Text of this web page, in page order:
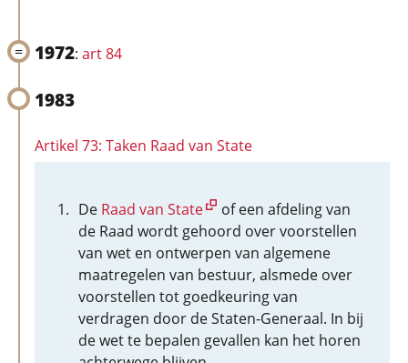
1972: art 84
1983
Artikel 73: Taken Raad van State
De Raad van State
of een afdeling van
de Raad wordt gehoord over voorstellen
van wet en ontwerpen van algemene
maatregelen van bestuur, alsmede over
voorstellen tot goedkeuring van
verdragen door de Staten-Generaal. In bij
de wet te bepalen gevallen kan het horen